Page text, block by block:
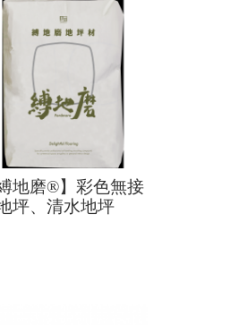
縛地磨®】彩色無接
坪、清水地坪